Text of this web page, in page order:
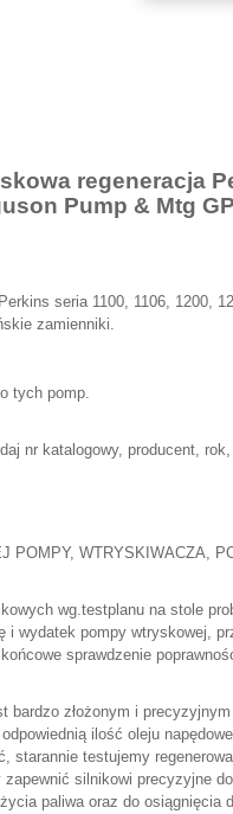
regeneracja
Pump & Mtg
seria 1100, 1106, 1200,
zamienniki.
tych pomp.
nr katalogowy, producent, rok,
POMPY, WTRYSKIWACZA,
wg.testplanu na stole
i wydatek pompy wtryskowej,
sprawdzenie
bardzo złożonym i
ilość oleju
starannie testujemy
silnikowi precyzyjne
paliwa oraz do osiągnięcia